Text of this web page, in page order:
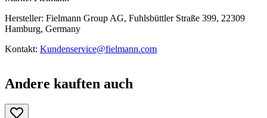
Hersteller: Fielmann Group AG, Fuhlsbüttler Straße 399, 22309
Hamburg, Germany
Kontakt: Kundenservice@fielmann.com
Andere kauften auch